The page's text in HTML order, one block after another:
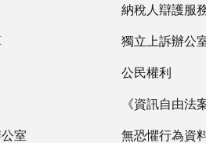
室
納稅人辯護服
獨立上訴辦公
公民權利
《資訊自由法
無恐懼行為資